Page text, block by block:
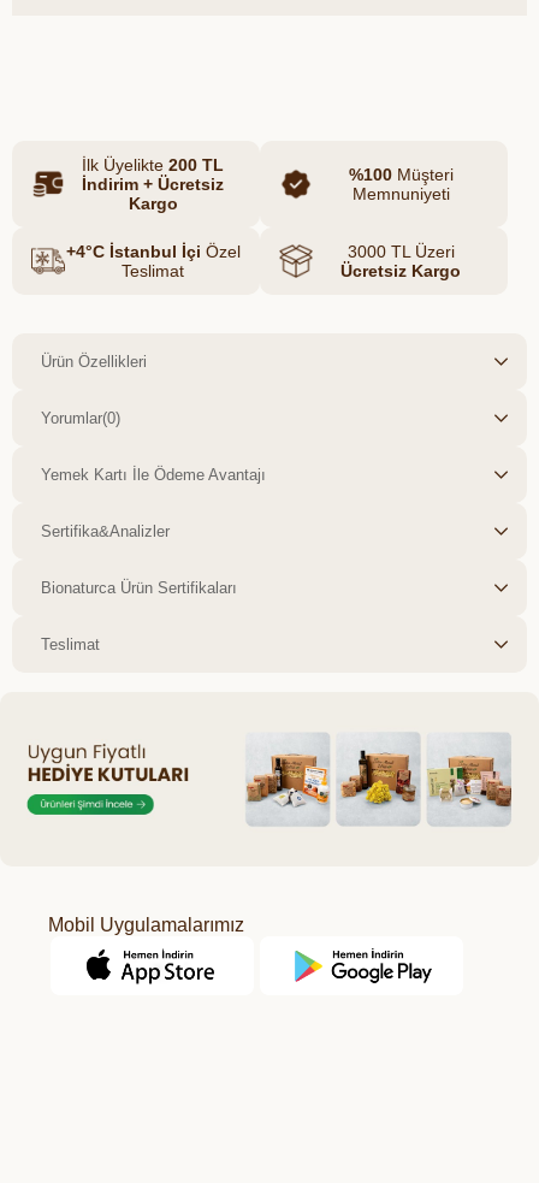
İlk Üyelikte 200 TL
İndirim + Ücretsiz
Kargo
%100Müşteri
Memnuniyeti
+4°C İstanbul İçi Özel
Teslimat
3000 TL Üzeri
Ücretsiz Kargo
Ürün Özellikleri
Yorumlar(0)
Yemek Kartı İle Ödeme Avantajı
Sertifika&Analizler
Bionaturca Ürün Sertifikaları
Teslimat
Mobil Uygulamalarımız